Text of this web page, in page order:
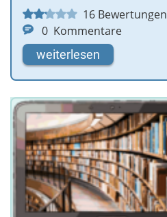
16 Bewertungen
0 Kommentare
weiterlesen